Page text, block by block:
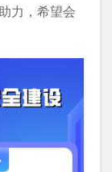
力，希望会